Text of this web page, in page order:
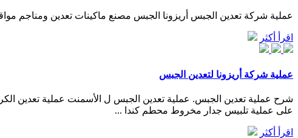
عملية شركة تعدين الجبس أريزونا الجبس مصنع ماكينات تعدين ومناجم
اقرأ أكثر
عملية شركة أريزونا لتعدين الجبس
على عملية تلبيس جدار مخروط محطم كندا ...
اقرأ أكثر